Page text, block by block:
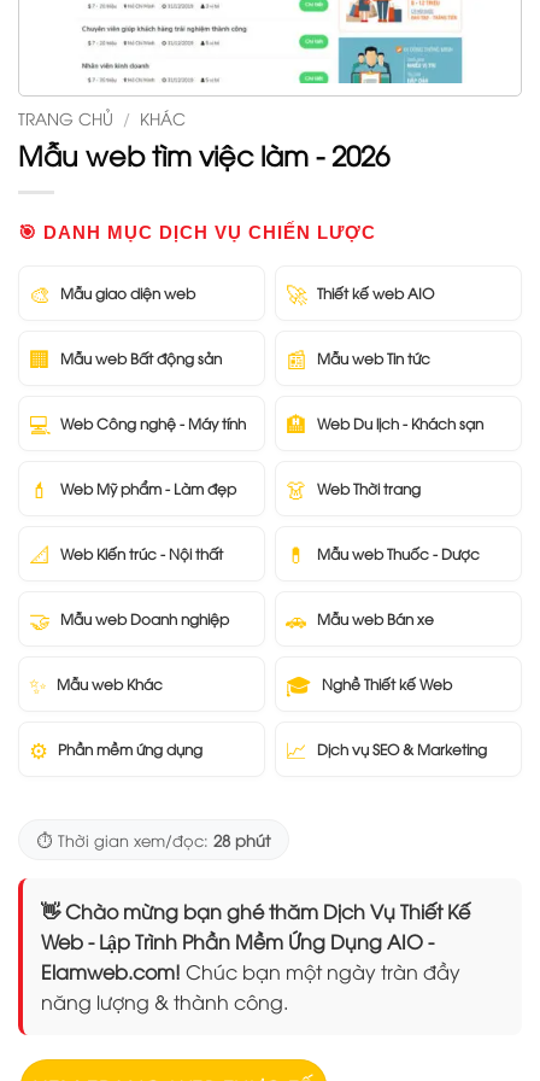
TRANG CHỦ / KHÁC
Mẫu web tìm việc làm - 2026
🎯 DANH MỤC DỊCH VỤ CHIẾN LƯỢC
🎨 Mẫu giao diện web 🚀 Thiết kế web AIO
🏢 Mẫu web Bất động sản 📰 Mẫu web Tin tức
💻 Web Công nghệ - Máy tính 🏨 Web Du lịch - Khách sạn
💄 Web Mỹ phẩm - Làm đẹp 👗 Web Thời trang
📐 Web Kiến trúc - Nội thất 💊 Mẫu web Thuốc - Dược
🤝 Mẫu web Doanh nghiệp 🚗 Mẫu web Bán xe
✨ Mẫu web Khác 🎓 Nghề Thiết kế Web
⚙️ Phần mềm ứng dụng 📈 Dịch vụ SEO & Marketing
⏱️ Thời gian xem/đọc: 28 phút
👋 Chào mừng bạn ghé thăm Dịch Vụ Thiết Kế
Web - Lập Trình Phần Mềm Ứng Dụng AIO -
Elamweb.com! Chúc bạn một ngày tràn đầy
năng lượng & thành công.